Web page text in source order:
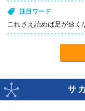
注目ワード
これさえ読めば足が速く
サ